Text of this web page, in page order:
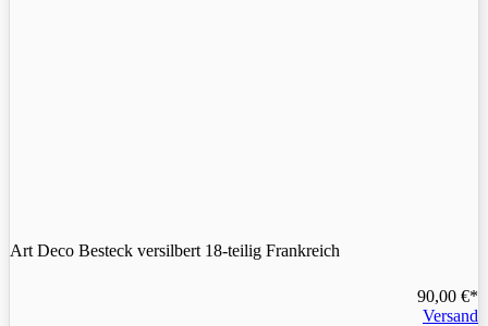
Art Deco Besteck versilbert 18-teilig Frankreich
90,00 €
Versand